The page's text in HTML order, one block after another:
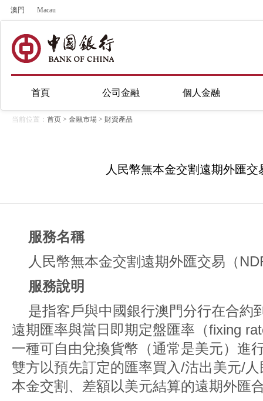
澳門 Macau
首頁 公司金融 個人金融
当前位置： 首页 > 金融市場 > 財資產品
人民幣無本金交割遠期外匯交
服務名稱
人民幣無本金交割遠期外匯交易（
服務說明
是指客戶與中國銀行澳門分行在合約
遠期匯率與當日即期定盤匯率（fixing
一種可自由兌換貨幣（通常是美元）進
雙方以預先訂定的匯率買入/沽出美元/
本金交割、差額以美元結算的遠期外匯